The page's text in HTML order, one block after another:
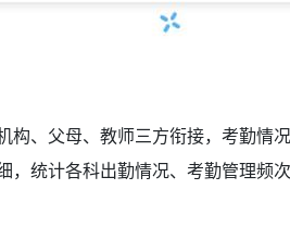
构、父母、教师三方衔接，考勤情
统计各科出勤情况、考勤管理频次